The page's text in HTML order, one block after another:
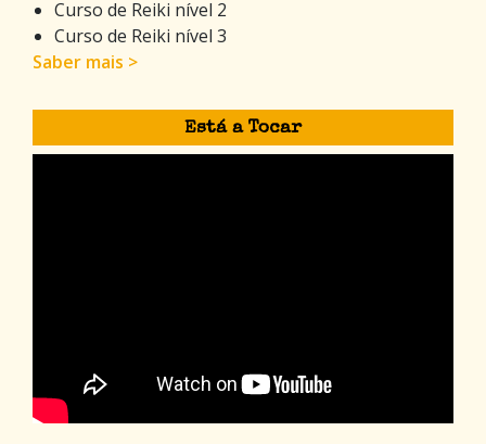
Curso de Reiki nível 2
Curso de Reiki nível 3
Saber mais >
Está a Tocar